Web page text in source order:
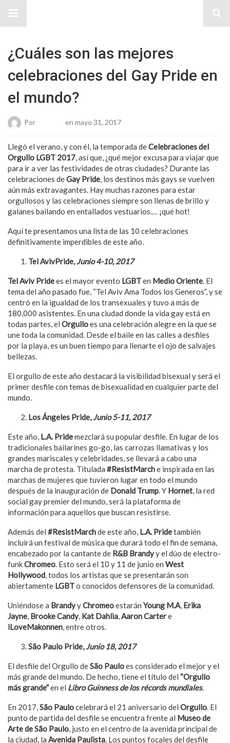
¿Cuáles son las mejores
celebraciones del Gay Pride en
el mundo?
Por en mayo 31, 2017
Llegó el verano, y con él, la temporada deCelebraciones del
Orgullo LGBT 2017, así que, ¿qué mejor excusa para viajar que
para ir a ver las festividades de otras ciudades? Durante las
celebraciones deGay Pride, los destinos más gays se vuelven
aún más extravagantes. Hay muchas razones para estar
orgullosos y las celebraciones siempre son llenas de brillo y
galanes bailando en entallados vestuarios.… ¡qué hot!
Aquí te presentamos una lista de las 10 celebraciones
definitivamente imperdibles de este año.
Tel AvivPride,Junio 4-10, 2017
Tel Aviv Pridees el mayor evento LGBTen Medio Oriente. El
tema del año pasado fue, “Tel Aviv Ama Todos los Generos”, y se
centró en la igualdad de los transexuales y tuvo a más de
180,000 asistentes. En una ciudad donde la vida gay está en
todas partes, el Orgulloes una celebración alegre en la que se
une toda la comunidad. Desde el baile en las calles a desfiles
por la playa, es un buen tiempo para llenarte el ojo de salvajes
bellezas.
El orgullo de este año destacará la visibilidad bisexual y será el
primer desfile con temas de bisexualidad en cualquier parte del
mundo.
Los Ángeles Pride,Junio 5-11, 2017
Este año, L.A. Pridemezclará su popular desfile. En lugar de los
tradicionales bailarines go-go, las carrozas llamativas y los
grandes mariscales y celebridades, se llevará a cabo una
marcha de protesta. Titulada #ResistMarche inspirada en las
marchas de mujeres que tuvieron lugar en todo el mundo
después de la inauguración de Donald Trump. Y Hornet, la red
social gay premier del mundo, será la plataforma de
información para aquellos que buscan resistirse.
Además del #ResistMarchde este año, L.A. Pridetambién
incluirá un festival de música que durará todo el fin de semana,
encabezado por la cantante de R&B Brandyy el dúo de electro-
funkChromeo. Esto será el 10 y 11 de junio en West
Hollywood, todos los artistas que se presentarán son
abiertamente LGBTo conocidos defensores de la comunidad.
Uniéndose a BrandyyChromeoestaránYoung M.A, Erika
Jayne, Brooke Candy, Kat Dahlia,Aaron Cartere
iLoveMakonnen, entre otros.
São Paulo Pride,Junio 18, 2017
El desfile del Orgullo deSão Pauloes considerado el mejor y el
más grande del mundo. De hecho, tiene el título del “Orgullo
más grande”en el Libro Guinness de los récords mundiales.
En 2017,São Paulocelebrará el 21 aniversario del Orgullo. El
punto de partida del desfile se encuentra frente al Museo de
Arte de São Paulo, justo en el centro de la avenida principal de
la ciudad, la Avenida Paulista. Los puntos focales del desfile